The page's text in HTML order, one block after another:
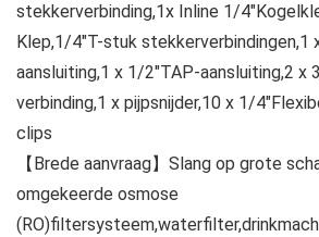
stekkerverbinding,1x Inline 1/
Klep,1/4″T-stuk stekkerverbindingen,1
aansluiting,1 x 1/2″TAP-aansluiting,2 x
verbinding,1 x pijpsnijder,10 x 1/
clips
【Brede aanvraag】Slang op grote
omgekeerde osmose